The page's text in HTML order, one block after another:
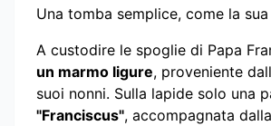
Una tomba semplice, come la
A custodire le spoglie di Papa
un marmo ligure, proveniente
suoi nonni. Sulla lapide solo una
"Franciscus", accompagnata